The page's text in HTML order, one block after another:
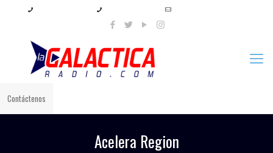
Contáctenos
Acelera Region